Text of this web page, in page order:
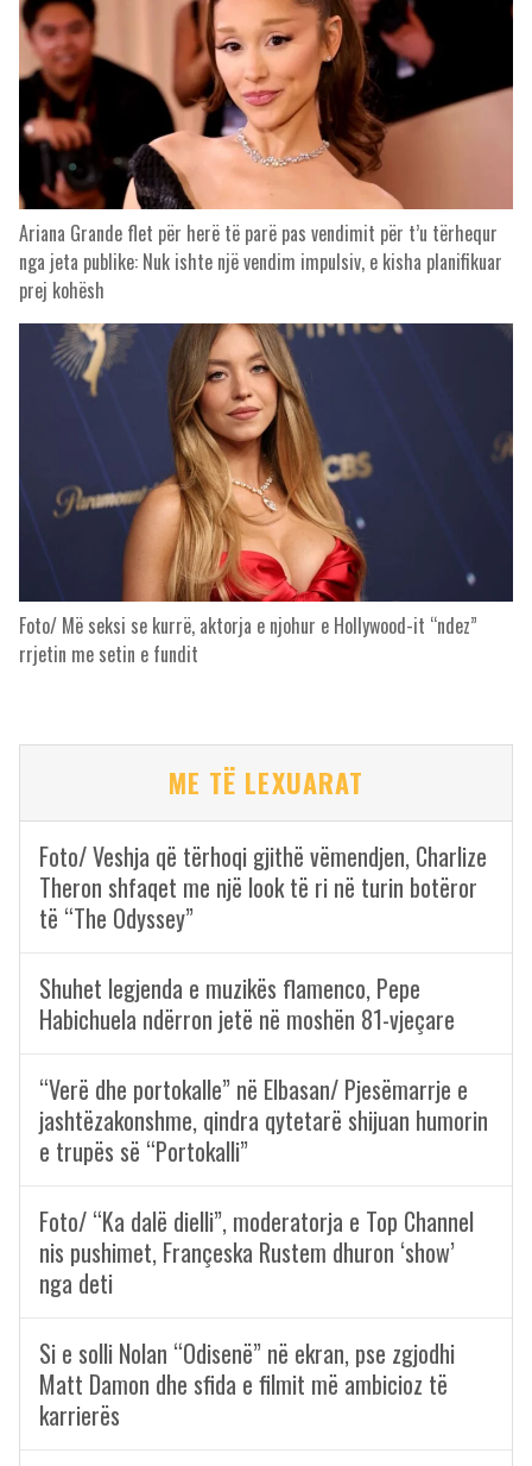
Ariana Grande flet për herë të parë pas vendimit për t’u tërhequr
nga jeta publike: Nuk ishte një vendim impulsiv, e kisha planifikuar
prej kohësh
Foto/ Më seksi se kurrë, aktorja e njohur e Hollywood-it “ndez”
rrjetin me setin e fundit
ME TË LEXUARAT
Foto/ Veshja që tërhoqi gjithë vëmendjen, Charlize
Theron shfaqet me një look të ri në turin botëror
të “The Odyssey”
Shuhet legjenda e muzikës flamenco, Pepe
Habichuela ndërron jetë në moshën 81-vjeçare
“Verë dhe portokalle” në Elbasan/ Pjesëmarrje e
jashtëzakonshme, qindra qytetarë shijuan humorin
e trupës së “Portokalli”
Foto/ “Ka dalë dielli”, moderatorja e Top Channel
nis pushimet, Françeska Rustem dhuron ‘show’
nga deti
Si e solli Nolan “Odisenë” në ekran, pse zgjodhi
Matt Damon dhe sfida e filmit më ambicioz të
karrierës